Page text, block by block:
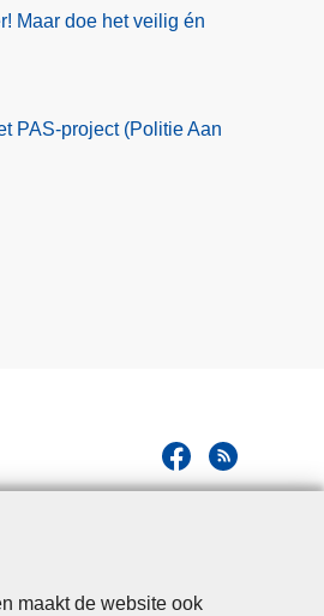
maakt de website ook
Maar doe het veilig én
PAS-project (Politie Aan